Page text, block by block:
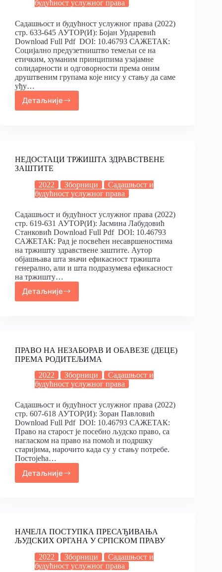
будућност услужног права
Садашњост и будућност услужног права (2022)
стр. 633-645 АУТОР(И): Бојан Урдаревић
Download Full Pdf DOI: 10.46793 САЖЕТАК:
Социјално предузетништво темељи се на
етичким, хуманим принципима узајамне
солидарности и одговорности према оним
друштвеним групама које нису у стању да саме
уђу…
Детаљније
НЕДОСТАЦИ ТРЖИШТА ЗДРАВСТВЕНЕ
ЗАШТИТЕ
2022
Зборници
Садашњост и
будућност услужног права
Садашњост и будућност услужног права (2022)
стр. 619-631 АУТОР(И): Јасмина Лабудовић
Станковић Download Full Pdf DOI: 10.46793
САЖЕТАК: Рад је посвећен несавршеностима
на тржишту здравствене заштите. Аутор
објашњава шта значи ефикасност тржишта
генерално, али и шта подразумева ефикасност
на тржишту…
Детаљније
ПРАВО НА НЕЗАБОРАВ И ОБАВЕЗЕ (ДЕЦЕ)
ПРЕМА РОДИТЕЉИМА
2022
Зборници
Садашњост и
будућност услужног права
Садашњост и будућност услужног права (2022)
стр. 607-618 АУТОР(И): Зоран Павловић
Download Full Pdf DOI: 10.46793 САЖЕТАК:
Право на старост је посебно људско право, са
нагласком на право на помоћ и подршку
старијима, нарочито када су у стању потребе.
Постојећа…
Детаљније
НАЧЕЛА ПОСТУПКА ПРЕСАЂИВАЊА
ЉУДСКИХ ОРГАНА У СРПСКОМ ПРАВУ
2022
Зборници
Садашњост и
будућност услужног права